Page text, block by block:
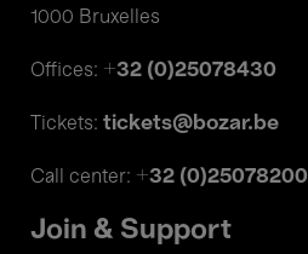
1000 Bruxelles
Offices: +32 (0)25078430
Tickets: tickets@bozar.be
Call center: +32 (0)25078200
Join & Support